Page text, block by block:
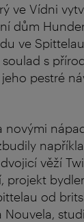
ve Vídni
dům
ve
s
pestré
novými
věží
projekt
od
Nouvela,